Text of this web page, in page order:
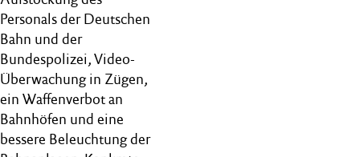
Personals der Deutschen
Bahn und der
Bundespolizei, Video-
Überwachung in Zügen,
ein Waffenverbot an
Bahnhöfen und eine
bessere Beleuchtung der